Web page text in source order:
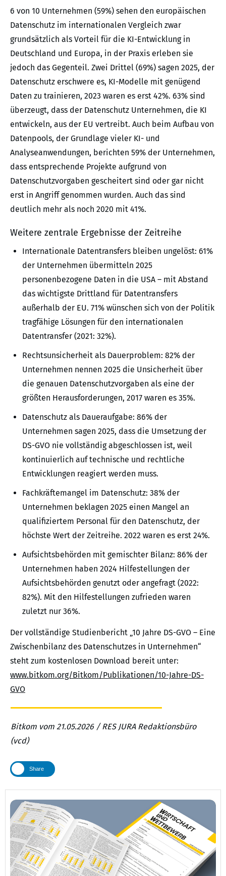
6 von 10 Unternehmen (59%) sehen den europäischen
Datenschutz im internationalen Vergleich zwar
grundsätzlich als Vorteil für die KI-Entwicklung in
Deutschland und Europa, in der Praxis erleben sie
jedoch das Gegenteil. Zwei Drittel (69%) sagen 2025, der
Datenschutz erschwere es, KI-Modelle mit genügend
Daten zu trainieren, 2023 waren es erst 42%. 63% sind
überzeugt, dass der Datenschutz Unternehmen, die KI
entwickeln, aus der EU vertreibt. Auch beim Aufbau von
Datenpools, der Grundlage vieler KI- und
Analyseanwendungen, berichten 59% der Unternehmen,
dass entsprechende Projekte aufgrund von
Datenschutzvorgaben gescheitert sind oder gar nicht
erst in Angriff genommen wurden. Auch das sind
deutlich mehr als noch 2020 mit 41%.
Weitere zentrale Ergebnisse der Zeitreihe
Internationale Datentransfers bleiben ungelöst: 61%
der Unternehmen übermitteln 2025
personenbezogene Daten in die USA – mit Abstand
das wichtigste Drittland für Datentransfers
außerhalb der EU. 71% wünschen sich von der Politik
tragfähige Lösungen für den internationalen
Datentransfer (2021: 32%).
Rechtsunsicherheit als Dauerproblem: 82% der
Unternehmen nennen 2025 die Unsicherheit über
die genauen Datenschutzvorgaben als eine der
größten Herausforderungen, 2017 waren es 35%.
Datenschutz als Daueraufgabe: 86% der
Unternehmen sagen 2025, dass die Umsetzung der
DS-GVO nie vollständig abgeschlossen ist, weil
kontinuierlich auf technische und rechtliche
Entwicklungen reagiert werden muss.
Fachkräftemangel im Datenschutz: 38% der
Unternehmen beklagen 2025 einen Mangel an
qualifiziertem Personal für den Datenschutz, der
höchste Wert der Zeitreihe. 2022 waren es erst 24%.
Aufsichtsbehörden mit gemischter Bilanz: 86% der
Unternehmen haben 2024 Hilfestellungen der
Aufsichtsbehörden genutzt oder angefragt (2022:
82%). Mit den Hilfestellungen zufrieden waren
zuletzt nur 36%.
Der vollständige Studienbericht „10 Jahre DS-GVO – Eine
Zwischenbilanz des Datenschutzes in Unternehmen“
steht zum kostenlosen Download bereit unter:
www.bitkom.org/Bitkom/Publikationen/10-Jahre-DS-
GVO
Bitkom vom 21.05.2026 / RES JURA Redaktionsbüro
(vcd)
Share